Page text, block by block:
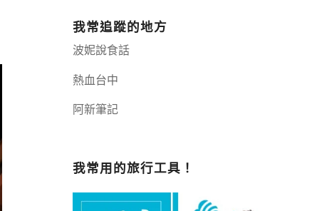
我常追蹤的地方
波妮說食話
熱血台中
阿新筆記嘉義+1 | 嘉義加一
我常用的旅行工具！